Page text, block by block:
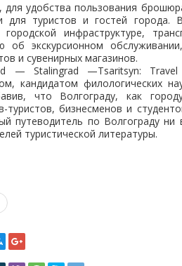
для удобства пользования
для туристов и гостей
городской инфраструктуре,
об экскурсионном
и сувенирных магазинов.
— Stalingrad —Tsaritsyn: Travel
кандидатом филологических
что Волгограду, как
туристов, бизнесменов и
путеводитель по Волгограду
туристической литературы.